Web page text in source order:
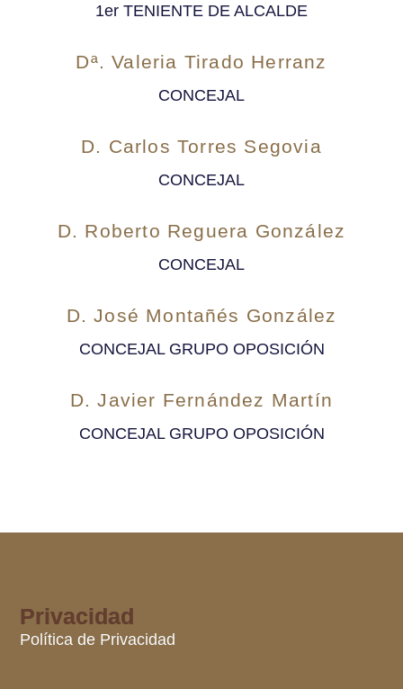
1er TENIENTE DE ALCALDE
Dª. Valeria Tirado Herranz
CONCEJAL
D. Carlos Torres Segovia
CONCEJAL
D. Roberto Reguera González
CONCEJAL
D. José Montañés González
CONCEJAL GRUPO OPOSICIÓN
D. Javier Fernández Martín
CONCEJAL GRUPO OPOSICIÓN
Privacidad
Política de Privacidad